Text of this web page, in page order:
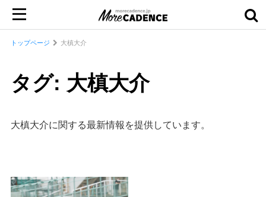
トップページ 大槙大介
タグ: 大槙大介
大槙大介に関する最新情報を提供しています。